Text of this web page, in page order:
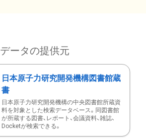
データの提供元
日本原子力研究開発機構図書館蔵
書
日本原子力研究開発機構の中央図書館所蔵資
料を対象とした検索データベース。同図書館
が所蔵する図書、レポート、会議資料、雑誌、
Docketが検索できる。